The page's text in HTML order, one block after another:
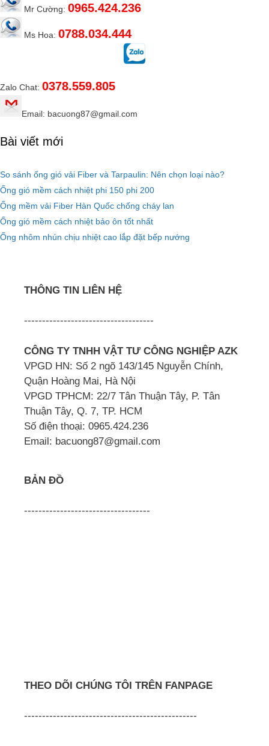
Mr Cường: 0965.424.236
Ms Hoa: 0788.034.444
Zalo Chat: 0378.559.805
Email: bacuong87@gmail.com
Bài viết mới
So sánh ống gió vải Fiber và Tarpaulin: Nên chọn loại nào?
Ống gió mềm cách nhiệt phi 150 phi 200
Ống mềm vải Fiber Hàn Quốc chống cháy lan
Ống gió mềm cách nhiệt bảo ôn tốt nhất
Ống nhôm nhún chịu nhiệt cao lắp đặt bếp nướng
THÔNG TIN LIÊN HỆ
------------------------------------
CÔNG TY TNHH VẬT TƯ CÔNG NGHIỆP AZK
VPGD HN: Số 2 ngõ 143/145 Nguyễn Chính,
Quận Hoàng Mai, Hà Nội
VPGD TPHCM: 22/7 Tân Thuận Tây, P. Tân
Thuận Tây, Q. 7, TP. HCM
Số điện thoại: 0965.424.236
Email: bacuong87@gmail.com
BẢN ĐỒ
-----------------------------------
THEO DÕI CHÚNG TÔI TRÊN FANPAGE
------------------------------------------------